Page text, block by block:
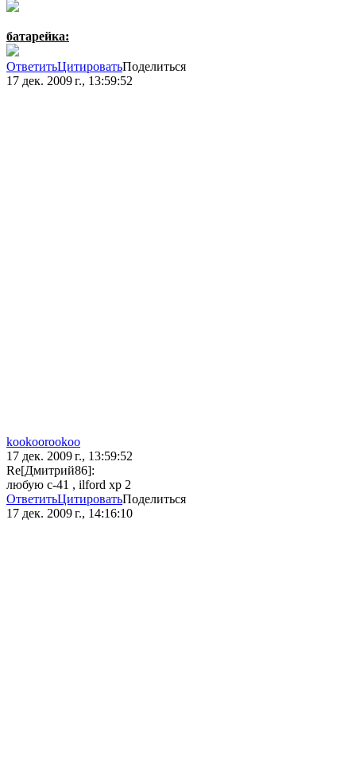
батарейка:
ОтветитьЦитироватьПоделиться
17 дек. 2009 г., 13:59:52
kookoorookoo
17 дек. 2009 г., 13:59:52
Re[Дмитрий86]:
любую с-41 , ilford xp 2
ОтветитьЦитироватьПоделиться
17 дек. 2009 г., 14:16:10